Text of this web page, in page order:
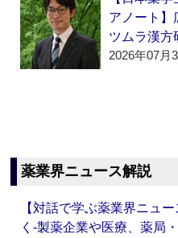
アノート
ツムラ漢
2026年07月
薬業界ニュース解説
【対話で学ぶ薬業界ニュ
く‐製薬企業や医療、薬局